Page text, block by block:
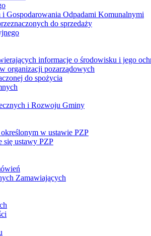
Gospodarowania Odpadami Komunalnymi
do sprzedaży
informacje o środowisku i jego
organizacji pozarządowych
do spożycia
i Rozwoju Gminy
w ustawie PZP
się ustawy PZP
Zamawiających